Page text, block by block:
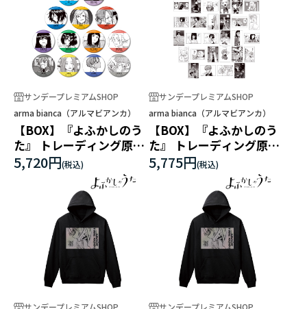
サンデープレミアムSHOP
arma bianca（アルマビアンカ）
【BOX】『よふかしのう
た』 トレーディング原作
コマ缶バッジ
5,720円
サンデープレミアムSHOP
arma bianca（アルマビアンカ）
【BOX】『よふかしのう
た』 トレーディング原作
コマポストカード2枚セッ
ト
5,775円